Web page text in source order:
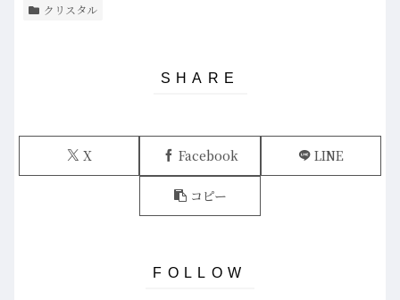
クリスタル
X Facebook LINE
コピー